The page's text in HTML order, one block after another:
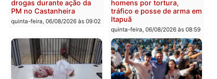
Homem é esfaqueado no
tórax durante briga com
vizinho no bairro Ulysses
Guimarães
Polícia
Três suspeitos ligados a
facção criminosa são
presos por receptação e
adulteração de veículos